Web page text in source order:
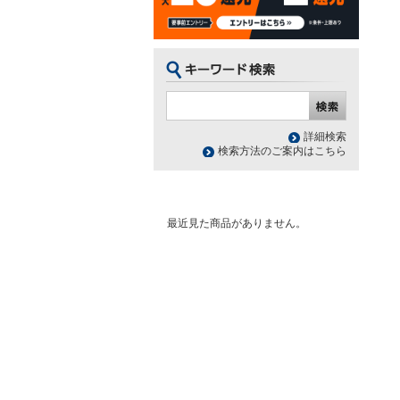
詳細検索
検索方法のご案内はこちら
最近見た商品がありません。